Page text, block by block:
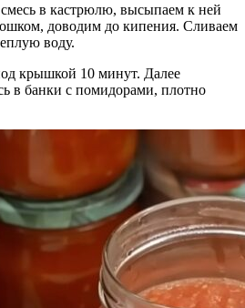
в кастрюлю, высыпаем к ней
доводим до кипения. Сливаем
воду.
крышкой 10 минут. Далее
в банки с помидорами, плотно